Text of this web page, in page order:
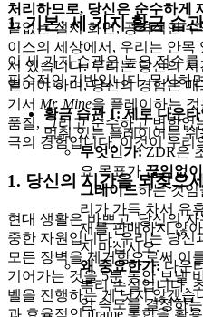
1. 기본: 세 가지 황금 습관
이 세 가지 습관은 높은 점수
필수적인 기반입니다. 무시하
황금 습관 1: 제로 다운
멈춰 있는 플레이어는
무엇인가:ZDR은
요 목표가끊임없
그레이드하는 것임
리가 가득 차서 유
재를 판매하지 않
지 마십시오.
왜 중요한가:다운
복리 손실입니다.
임 속도를 결정하
처리하므로, 당신은 순수하게
끝없는 설치 화면, 공격적인
이스의 세상에서, 우리는 안목
서 있습니다. 우리는 당신의
얻어야 하며, 당신의 경험은
기서 Mr. Mine을 플레이하는
품질, 그리고 순수하고 변함없
극의 경험입니다. 이것이 우리
1. 당신의 시간을 되찾으
현대 생활은 바쁘고, 당신의
중한 자원입니다. 우리는 당신
모든 장벽을 제거함으로써 이
기어가는 것을 5분 동안 보낼
벨을 진행하는 게 낫지 않겠
과 효율적인 iframe 통합을 활